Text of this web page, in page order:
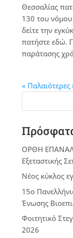
Θεσσαλίας
130 του
δείτε την
πατήστε εδώ.
παράτασης
«
ΟΡΘΗ
Εξεταστικής
Νέος κύκλος
15ο
Ένωσης
Φοιτητικό
2026